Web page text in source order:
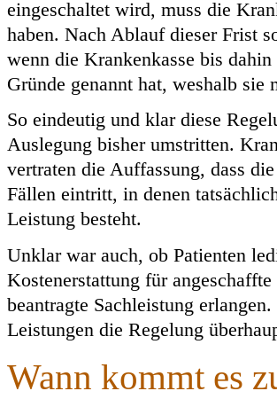
eingeschaltet wird, muss die
haben. Nach Ablauf dieser Frist
wenn die Krankenkasse bis
Gründe genannt hat, weshalb
So eindeutig und klar diese
Auslegung bisher umstritten.
vertraten die Auffassung, dass
Fällen eintritt, in denen
Leistung besteht.
Unklar war auch, ob Patienten
Kostenerstattung für
beantragte Sachleistung
Leistungen die Regelung
Wann kommt es